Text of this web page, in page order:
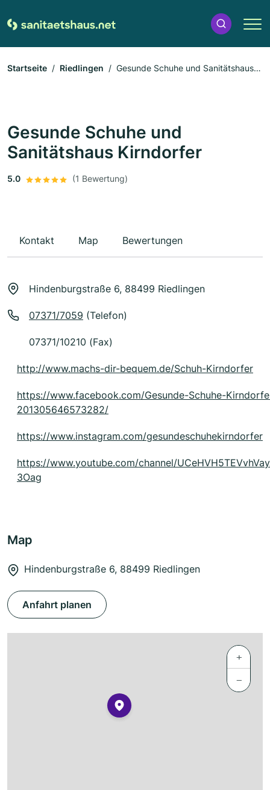
Startseite Riedlingen
Gesunde Schuhe und Sanitätshaus
Gesunde Schuhe und
Sanitätshaus Kirndorfer
5.0 (1 Bewertung)
Kontakt Map Bewertungen
Hindenburgstraße 6, 88499 Riedlingen
07371/7059 (Telefon)
07371/10210 (Fax)
http://www.machs-dir-bequem.de/Schuh-Kirndorfer
https://www.facebook.com/Gesunde-Schuhe-
201305646573282/
https://www.instagram.com/gesundeschuhekirndorfer
https://www.youtube.com/channel/
3Oag
Map
Hindenburgstraße 6, 88499 Riedlingen
Anfahrt planen
+
−